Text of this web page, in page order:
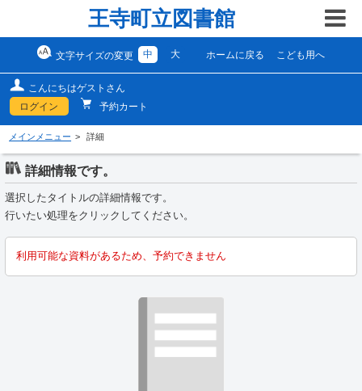
王寺町立図書館
文字サイズの変更 中 大 ホームに戻る こども用へ
こんにちはゲストさん
ログイン
予約カート
メインメニュー 詳細
詳細情報です。
選択したタイトルの詳細情報です。
行いたい処理をクリックしてください。
利用可能な資料があるため、予約できません